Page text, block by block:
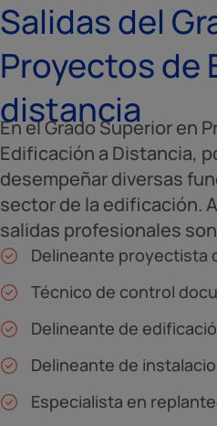
Salidas del
Proyectos de
distancia
En el Grado Superior en
Edificación a Distancia,
desempeñar diversas
sector de la edificación.
salidas profesionales
Delineante proyectista
Técnico de control
Delineante de
Delineante de
Especialista en